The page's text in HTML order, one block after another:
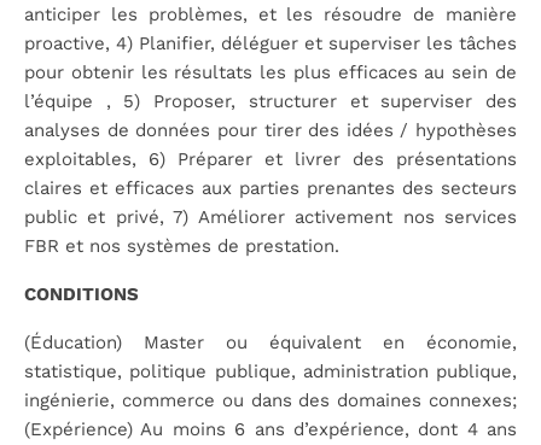
anticiper les problèmes, et les résoudre de manière
proactive, 4) Planifier, déléguer et superviser les tâches
pour obtenir les résultats les plus efficaces au sein de
l’équipe , 5) Proposer, structurer et superviser des
analyses de données pour tirer des idées / hypothèses
exploitables, 6) Préparer et livrer des présentations
claires et efficaces aux parties prenantes des secteurs
public et privé, 7) Améliorer activement nos services
FBR et nos systèmes de prestation.
CONDITIONS
(Éducation) Master ou équivalent en économie,
statistique, politique publique, administration publique,
ingénierie, commerce ou dans des domaines connexes;
(Expérience) Au moins 6 ans d’expérience, dont 4 ans